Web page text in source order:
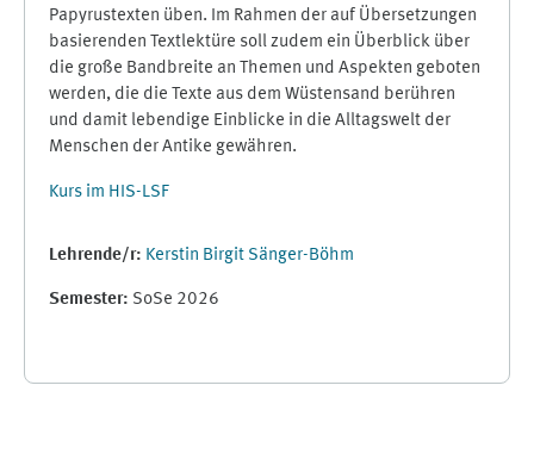
Papyrustexten üben. Im Rahmen der auf Übersetzungen
basierenden Textlektüre soll zudem ein Überblick über
die große Bandbreite an Themen und Aspekten geboten
werden, die die Texte aus dem Wüstensand berühren
und damit lebendige Einblicke in die Alltagswelt der
Menschen der Antike gewähren.
Kurs im HIS-LSF
Lehrende/r: Kerstin Birgit Sänger-Böhm
Semester: SoSe 2026